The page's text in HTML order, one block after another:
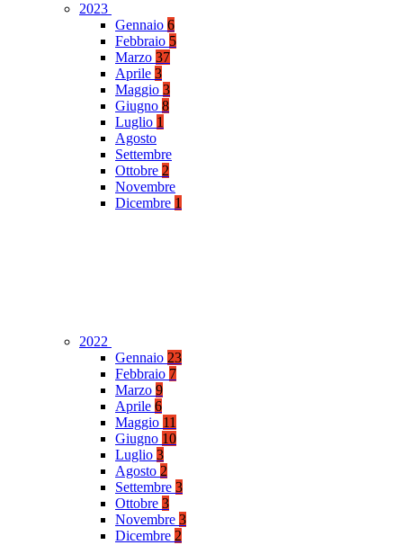
2023
Gennaio 6
Febbraio 5
Marzo 37
Aprile 3
Maggio 3
Giugno 8
Luglio 1
Agosto
Settembre
Ottobre 2
Novembre
Dicembre 1
2022
Gennaio 23
Febbraio 7
Marzo 9
Aprile 6
Maggio 11
Giugno 10
Luglio 3
Agosto 2
Settembre 3
Ottobre 3
Novembre 3
Dicembre 2